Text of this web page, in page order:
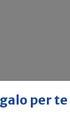
per te